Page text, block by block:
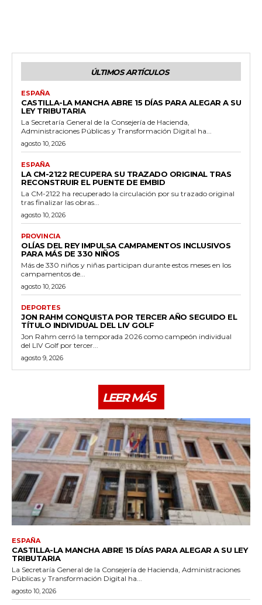
ÚLTIMOS ARTÍCULOS
ESPAÑA
CASTILLA-LA MANCHA ABRE 15 DÍAS PARA ALEGAR A SU
LEY TRIBUTARIA
La Secretaría General de la Consejería de Hacienda,
Administraciones Públicas y Transformación Digital ha...
agosto 10, 2026
ESPAÑA
LA CM-2122 RECUPERA SU TRAZADO ORIGINAL TRAS
RECONSTRUIR EL PUENTE DE EMBID
La CM-2122 ha recuperado la circulación por su trazado original
tras finalizar las obras...
agosto 10, 2026
PROVINCIA
OLÍAS DEL REY IMPULSA CAMPAMENTOS INCLUSIVOS
PARA MÁS DE 330 NIÑOS
Más de 330 niños y niñas participan durante estos meses en los
campamentos de...
agosto 10, 2026
DEPORTES
JON RAHM CONQUISTA POR TERCER AÑO SEGUIDO EL
TÍTULO INDIVIDUAL DEL LIV GOLF
Jon Rahm cerró la temporada 2026 como campeón individual
del LIV Golf por tercer...
agosto 9, 2026
LEER MÁS
ESPAÑA
CASTILLA-LA MANCHA ABRE 15 DÍAS PARA ALEGAR A SU LEY
TRIBUTARIA
La Secretaría General de la Consejería de Hacienda, Administraciones
Públicas y Transformación Digital ha...
agosto 10, 2026